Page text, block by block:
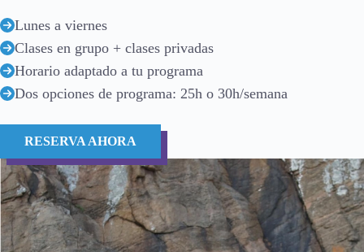
Lunes a viernes
Clases en grupo + clases privadas
Horario adaptado a tu programa
Dos opciones de programa: 25h o 30h/semana
RESERVA AHORA